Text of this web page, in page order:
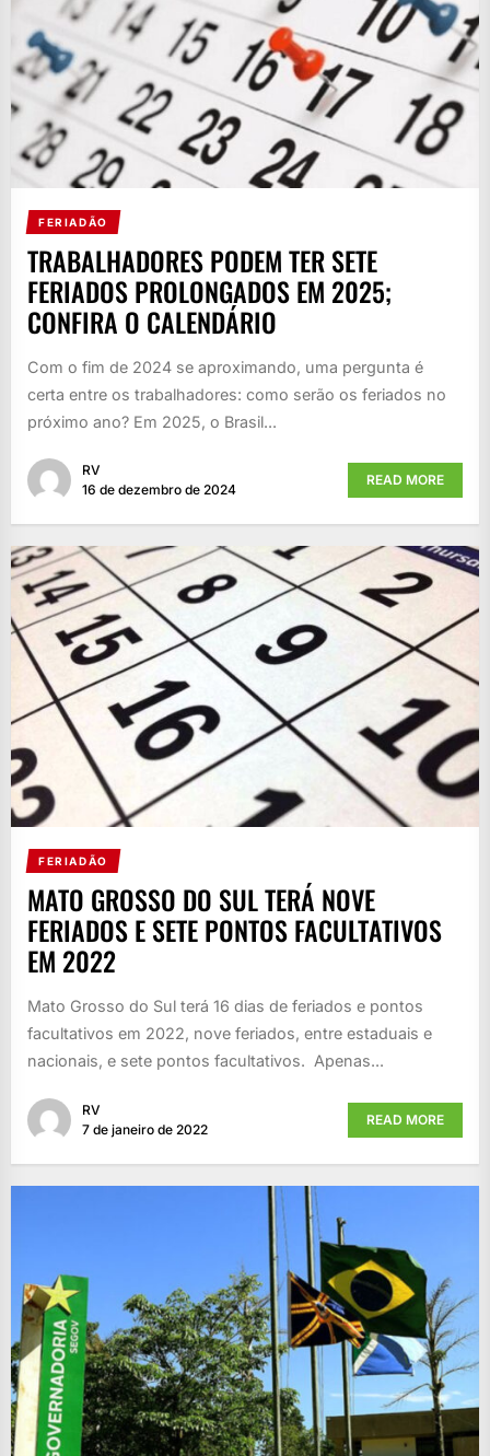
FERIADÃO
TRABALHADORES PODEM TER SETE
FERIADOS PROLONGADOS EM 2025;
CONFIRA O CALENDÁRIO
Com o fim de 2024 se aproximando, uma pergunta é
certa entre os trabalhadores: como serão os feriados no
próximo ano? Em 2025, o Brasil...
RV
16 de dezembro de 2024
READ MORE
FERIADÃO
MATO GROSSO DO SUL TERÁ NOVE
FERIADOS E SETE PONTOS FACULTATIVOS
EM 2022
Mato Grosso do Sul terá 16 dias de feriados e pontos
facultativos em 2022, nove feriados, entre estaduais e
nacionais, e sete pontos facultativos. Apenas...
RV
7 de janeiro de 2022
READ MORE